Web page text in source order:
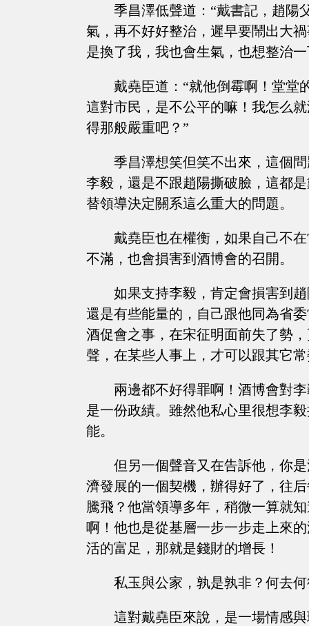
季昌澤低聲道：“戴書記，趙陽
氣，再不好好整治，遲早要鬧出大
是換了我，我也會生氣，也想整治
戴堯臣道：“就他倒霉啊！堂堂
這對市民，是不公平的嘛！我怎么
得那般嚴重吧？”
季昌澤想笑但笑不出來，這個
李毅，還是不跟趙陽撕破臉，這都
替領導決定關系這么重大的問題。
戴堯臣也在權衡，如果自己不
不滿，也會損害到酒博會的召開。
如果支持李毅，肯定會損害到
還是有些能量的，自己跟他同為省
酒促會之事，在宋征明面前失了勢
聲，在某些人事上，才可以跟其它
兩邊都不好得罪啊！酒博會對
是一份政績。雖然他私心里很想李
能。
但另一個聲音又在告訴他，你
濟發展的一個契機，辦得好了，往
騰飛？他當領導多年，稍微一算就
啊！他也是從基層一步一步走上來
活的富足，那就是錢財的增長！
私玉與公家，孰是孰非？何去
這對戴堯臣來說，是一場情感